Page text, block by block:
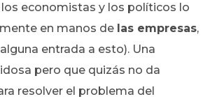
economistas y los políticos lo
en manos de las empresas,
entrada a esto). Una
pero que quizás no da
resolver el problema del